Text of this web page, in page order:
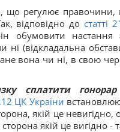
регулює правочини,
відповідно достатті
обумовити
(відкладальна
вона чи ні, в свою
сплатити
ЦК України
якій це
якій це вигідно -